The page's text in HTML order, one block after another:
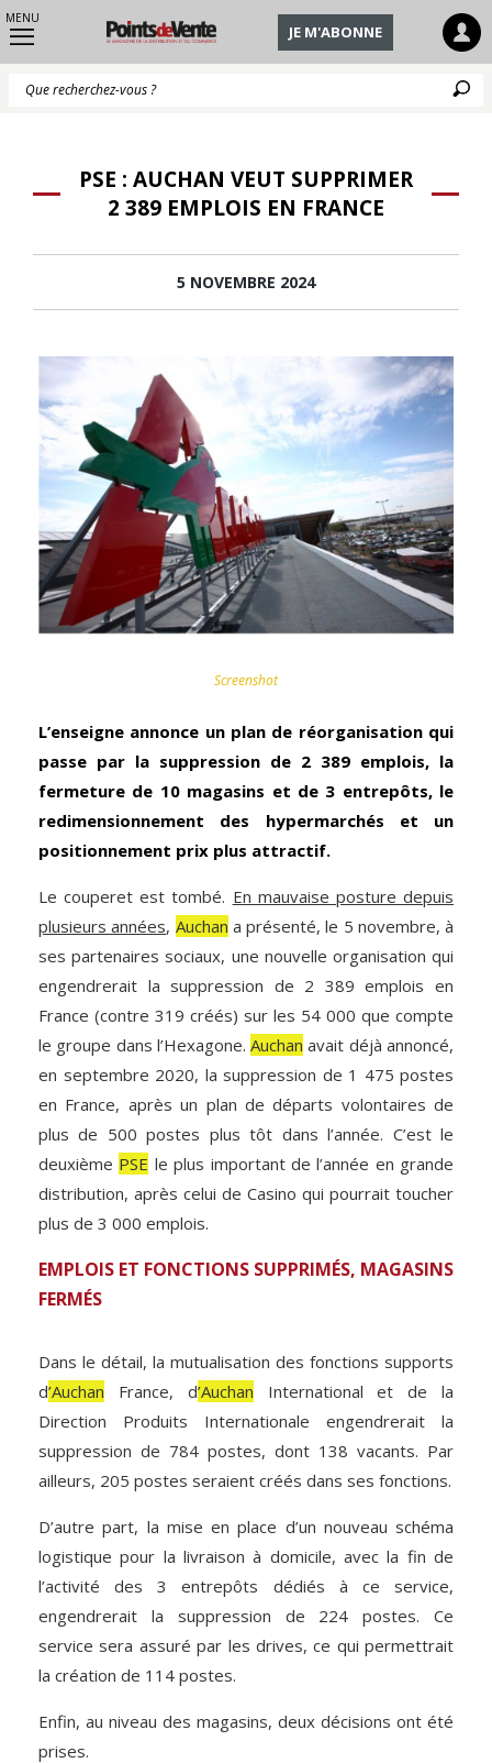
MENU
JE M'ABONNE
PSE : AUCHAN VEUT SUPPRIMER
2 389 EMPLOIS EN FRANCE
5 NOVEMBRE 2024
Screenshot
L’enseigne annonce un plan de réorganisation qui
passe par la suppression de 2 389 emplois, la
fermeture de 10 magasins et de 3 entrepôts, le
redimensionnement des hypermarchés et un
positionnement prix plus attractif.
Le couperet est tombé. En mauvaise posture depuis
plusieurs années, Auchan a présenté, le 5 novembre, à
ses partenaires sociaux, une nouvelle organisation qui
engendrerait la suppression de 2 389 emplois en
France (contre 319 créés) sur les 54 000 que compte
le groupe dans l’Hexagone.Auchan avait déjà annoncé,
en septembre 2020, la suppression de 1 475 postes
en France, après un plan de départs volontaires de
plus de 500 postes plus tôt dans l’année. C’est le
deuxième PSE le plus important de l’année en grande
distribution, après celui de Casino qui pourrait toucher
plus de 3 000 emplois.
EMPLOIS ET FONCTIONS SUPPRIMÉS, MAGASINS
FERMÉS
Dans le détail, la mutualisation des fonctions supports
d’Auchan France, d’Auchan International et de la
Direction Produits Internationale engendrerait la
suppression de 784 postes, dont 138 vacants. Par
ailleurs, 205 postes seraient créés dans ses fonctions.
D’autre part, la mise en place d’un nouveau schéma
logistique pour la livraison à domicile, avec la fin de
l’activité des 3 entrepôts dédiés à ce service,
engendrerait la suppression de 224 postes. Ce
service sera assuré par les drives, ce qui permettrait
la création de 114 postes.
Enfin, au niveau des magasins, deux décisions ont été
prises.